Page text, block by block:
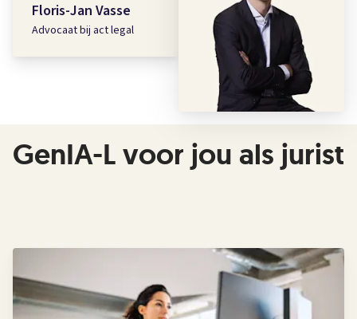
Floris-Jan Vasse
Advocaat bij act legal
GenIA-L voor jou als jurist